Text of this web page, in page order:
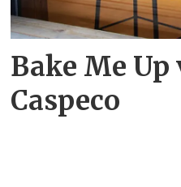
Bake Me
Caspeco